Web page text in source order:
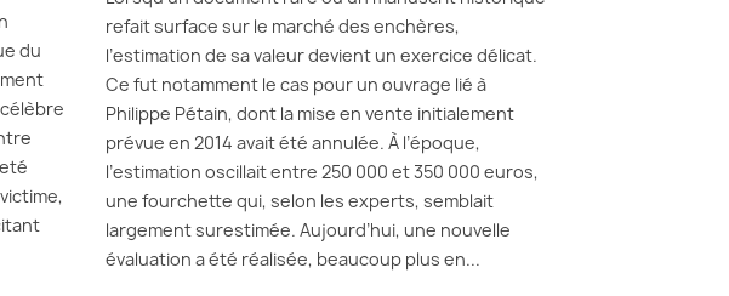
du
célèbre
refait surface sur le marché des enchères,
l’estimation de sa valeur devient un exercice délicat.
Ce fut notamment le cas pour un ouvrage lié à
Philippe Pétain, dont la mise en vente initialement
prévue en 2014 avait été annulée. À l’époque,
l’estimation oscillait entre 250 000 et 350 000 euros,
une fourchette qui, selon les experts, semblait
largement surestimée. Aujourd’hui, une nouvelle
évaluation a été réalisée, beaucoup plus en...